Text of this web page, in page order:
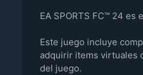
EA SPORTS FC™ 24
Este juego incluye
adquirir items virtuales
del juego.